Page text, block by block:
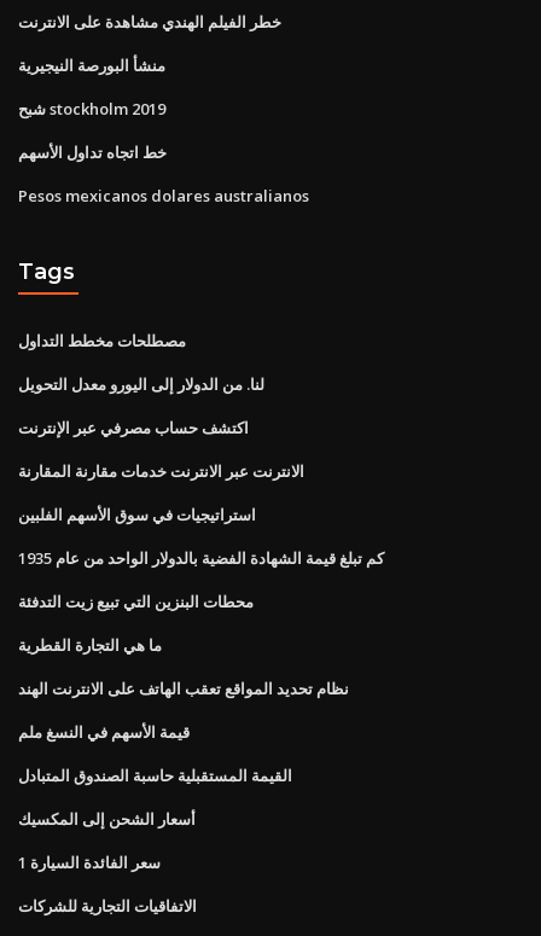
خطر الفيلم الهندي مشاهدة على الانترنت
منشأ البورصة النيجيرية
شبح stockholm 2019
خط اتجاه تداول الأسهم
Pesos mexicanos dolares australianos
Tags
مصطلحات مخطط التداول
لنا. من الدولار إلى اليورو معدل التحويل
اكتشف حساب مصرفي عبر الإنترنت
الانترنت عبر الانترنت خدمات مقارنة المقارنة
استراتيجيات في سوق الأسهم الفلبين
كم تبلغ قيمة الشهادة الفضية بالدولار الواحد من عام 1935
محطات البنزين التي تبيع زيت التدفئة
ما هي التجارة القطرية
نظام تحديد المواقع تعقب الهاتف على الانترنت الهند
قيمة الأسهم في النسغ ملم
القيمة المستقبلية حاسبة الصندوق المتبادل
أسعار الشحن إلى المكسيك
1 سعر الفائدة السيارة
الاتفاقيات التجارية للشركات